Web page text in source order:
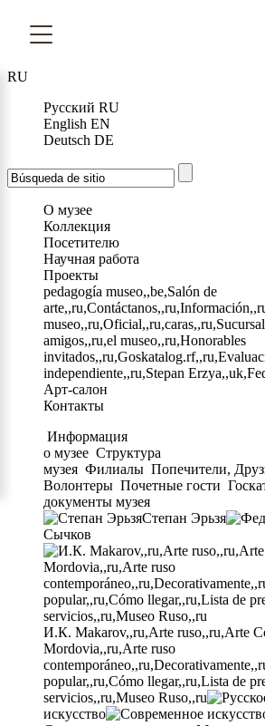
RU
Русский RU
English EN
Deutsch DE
О музее
Коллекция
Посетителю
Научная работа
Проекты
pedagogía museo,,be,Salón de
amigos,,ru,el museo,,ru,Honorables
independiente,,ru,Stepan
Арт-салон
Контакты
Информация
о музее Структура
музея Филиалы Попечители,
Волонтеры Почетные гости
документы музея
Степан Эрьзя
Сычков
И.К. Makarov,,ru,Arte ruso,,ru,Arte
Mordovia,,ru,Arte ruso
popular,,ru,Cómo llegar,,ru,Lista de
servicios,,ru,Museo Ruso,,ru
искусство